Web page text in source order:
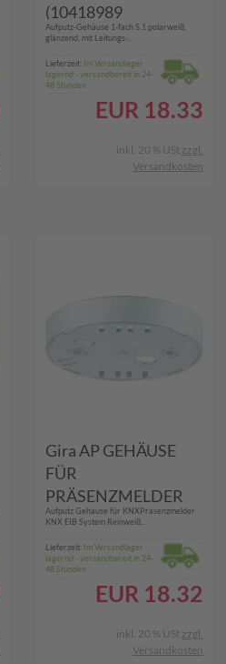
(10418989
GLÄNZEND S1)
Aufputz-Gehäuse 1-fach S.1 polarweiß,
glänzend, mit Leitungs-...
Lieferzeit: Im Versandlager
lagernd - versandbereit in 24-
48 Stunden
EUR 18.33
inkl. 20 % USt zzgl.
Versandkosten
Gira AP GEHÄUSE
FÜR
PRÄSENZMELDER
(211002)
Aufputz Gehäuse für KNXPräsenzmelder
KNX EIB System Reinweiß...
Lieferzeit: Im Versandlager
lagernd - versandbereit in 24-
48 Stunden
EUR 18.32
inkl. 20 % USt zzgl.
Versandkosten